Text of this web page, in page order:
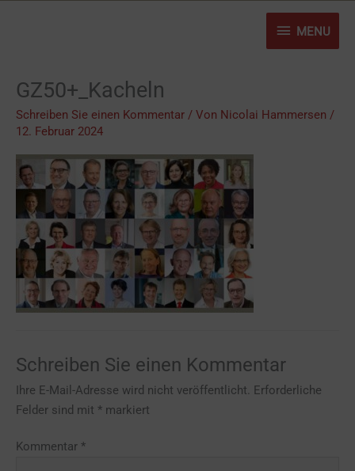
MENU
MENU
GZ50+_Kacheln
Schreiben Sie einen Kommentar / Von Nicolai Hammersen /
12. Februar 2024
Schreiben Sie einen Kommentar
Ihre E-Mail-Adresse wird nicht veröffentlicht. Erforderliche
Felder sind mit * markiert
Kommentar *